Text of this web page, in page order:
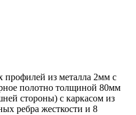
профилей из металла 2мм с
полотно толщиной 80мм
стороны) c каркасом из
ребра жесткости и 8